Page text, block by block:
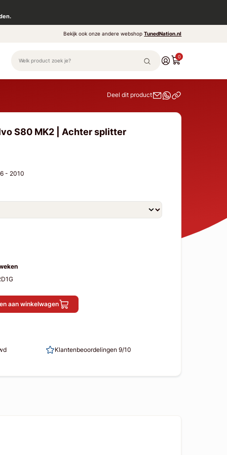
Bekijk ook onze andere webshopTunedNation.nl
0
Deel dit product
S80 MK2 | Achter splitter
- 2010
aan winkelwagen
Klantenbeoordelingen 9/10